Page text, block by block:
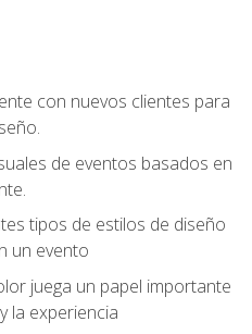
con nuevos clientes para
de eventos basados en
tipos de estilos de diseño
un evento
juega un papel importante
la experiencia